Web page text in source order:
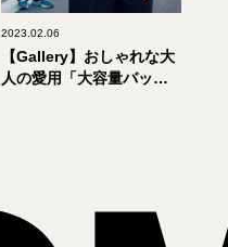
2023.02.06
【Gallery】おしゃれな大
人の愛用「大容量バッ